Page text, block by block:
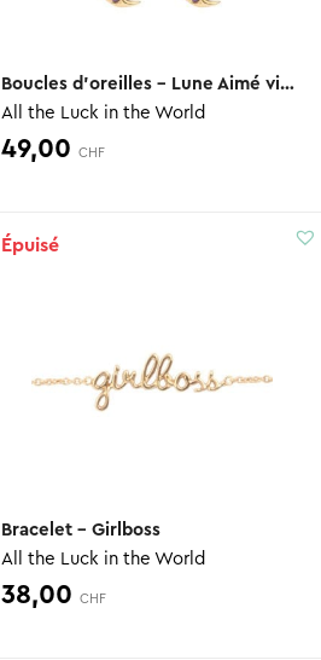
Boucles d’oreilles – Lune Aimé violet
All the Luck in the World
49,00 CHF
Épuisé
Bracelet – Girlboss
All the Luck in the World
38,00 CHF